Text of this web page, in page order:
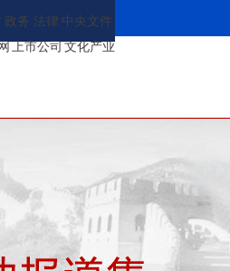
中文/繁体 网站无障碍
政务 法律 中央文件
上市公司文化产业